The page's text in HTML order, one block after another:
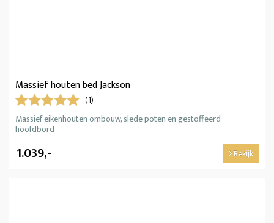
Massief houten bed Jackson
(1)
Massief eikenhouten ombouw, slede poten en gestoffeerd
hoofdbord
1.039,- Bekijk